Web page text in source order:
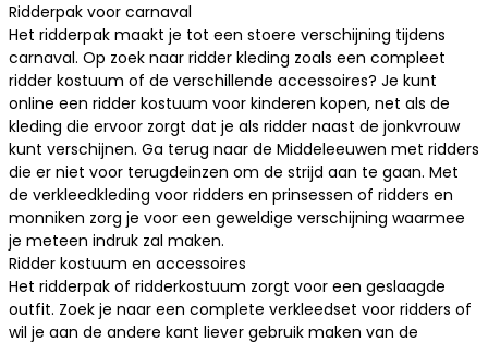
Ridderpak voor carnaval
Het ridderpak maakt je tot een stoere verschijning tijdens
carnaval. Op zoek naar ridder kleding zoals een compleet
ridder kostuum of de verschillende accessoires? Je kunt
online een ridder kostuum voor kinderen kopen, net als de
kleding die ervoor zorgt dat je als ridder naast de jonkvrouw
kunt verschijnen. Ga terug naar de Middeleeuwen met ridders
die er niet voor terugdeinzen om de strijd aan te gaan. Met
de verkleedkleding voor ridders en prinsessen of ridders en
monniken zorg je voor een geweldige verschijning waarmee
je meteen indruk zal maken.
Ridder kostuum en accessoires
Het ridderpak of ridderkostuum zorgt voor een geslaagde
outfit. Zoek je naar een complete verkleedset voor ridders of
wil je aan de andere kant liever gebruik maken van de